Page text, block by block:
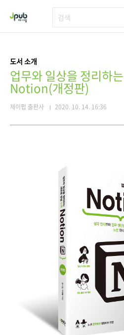
도서 소개
업무와 일상을 정리하
Notion(개정판)
제이펍 출판사 2020. 10. 14. 16:36